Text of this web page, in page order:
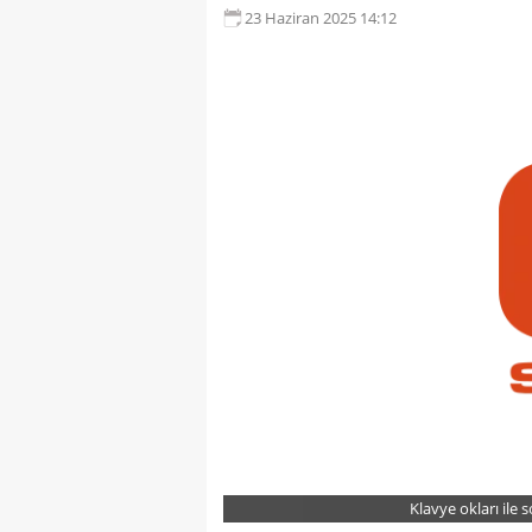
23 Haziran 2025 14:12
Klavye okları ile